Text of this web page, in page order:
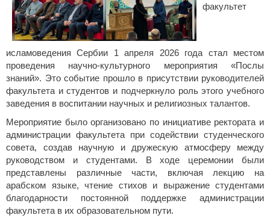
факультет
исламоведения Сербии 1 апреля 2026 года стал местом
проведения научно-культурного мероприятия «Послы
знаний». Это событие прошло в присутствии руководителей
факультета и студентов и подчеркнуло роль этого учебного
заведения в воспитании научных и религиозных талантов.
Мероприятие было организовано по инициативе ректората и
администрации факультета при содействии студенческого
совета, создав научную и дружескую атмосферу между
руководством и студентами. В ходе церемонии были
представлены различные части, включая лекцию на
арабском языке, чтение стихов и выражение студентами
благодарности постоянной поддержке администрации
факультета в их образовательном пути.